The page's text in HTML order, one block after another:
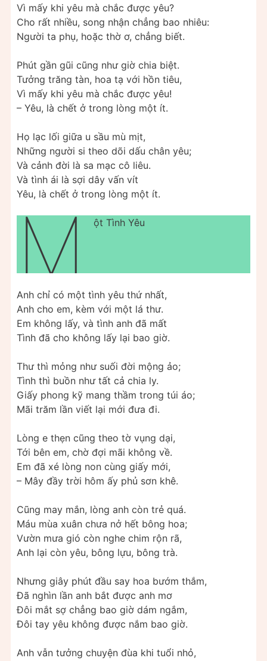
Vì mấy khi yêu mà chắc được yêu?
Cho rất nhiều, song nhận chẳng bao nhiêu:
Người ta phụ, hoặc thờ ơ, chẳng biết.
Phút gần gũi cũng như giờ chia biệt.
Tưởng trăng tàn, hoa tạ với hồn tiêu,
Vì mấy khi yêu mà chắc được yêu!
– Yêu, là chết ở trong lòng một ít.
Họ lạc lối giữa u sầu mù mịt,
Những người si theo dõi dấu chân yêu;
Và cảnh đời là sa mạc cô liêu.
Và tình ái là sợi dây vấn vít
Yêu, là chết ở trong lòng một ít.
M ột Tình Yêu
Anh chỉ có một tình yêu thứ nhất,
Anh cho em, kèm với một lá thư.
Em không lấy, và tình anh đã mất
Tình đã cho không lấy lại bao giờ.
Thư thì mỏng như suối đời mộng ảo;
Tình thì buồn như tất cả chia ly.
Giấy phong kỹ mang thầm trong túi áo;
Mãi trăm lần viết lại mới đưa đi.
Lòng e thẹn cũng theo tờ vụng dại,
Tới bên em, chờ đợi mãi không về.
Em đã xé lòng non cùng giấy mới,
– Mây đầy trời hôm ấy phủ sơn khê.
Cũng may mắn, lòng anh còn trẻ quá.
Máu mùa xuân chưa nở hết bông hoa;
Vườn mưa gió còn nghe chim rộn rã,
Anh lại còn yêu, bông lựu, bông trà.
Nhưng giây phút đầu say hoa bướm thắm,
Đã nghìn lần anh bắt được anh mơ
Đôi mắt sợ chẳng bao giờ dám ngắm,
Đôi tay yêu không được nắm bao giờ.
Anh vẫn tưởng chuyện đùa khi tuổi nhỏ,